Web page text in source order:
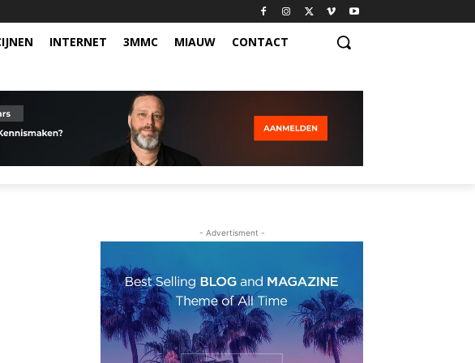
INTERNET 3MMC MIAUW CONTACT
- Advertisment -